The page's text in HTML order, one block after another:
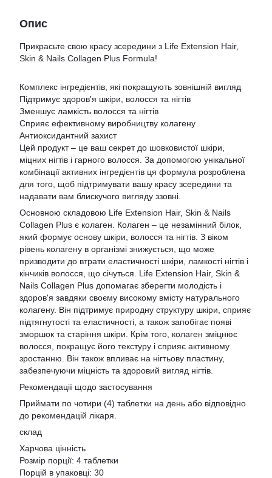
Опис
Прикрасьте свою красу зсередини з Life Extension Hair,
Skin & Nails Collagen Plus Formula!
Комплекс інгредієнтів, які покращують зовнішній вигляд
Підтримує здоров'я шкіри, волосся та нігтів
Зменшує ламкість волосся та нігтів
Сприяє ефективному виробництву колагену
Антиоксидантний захист
Цей продукт – це ваш секрет до шовковистої шкіри,
міцних нігтів і гарного волосся. За допомогою унікальної
комбінації активних інгредієнтів ця формула розроблена
для того, щоб підтримувати вашу красу зсередини та
надавати вам блискучого вигляду ззовні.
Основною складовою Life Extension Hair, Skin & Nails
Collagen Plus є колаген. Колаген – це незамінний білок,
який формує основу шкіри, волосся та нігтів. З віком
рівень колагену в організмі знижується, що може
призводити до втрати еластичності шкіри, ламкості нігтів і
кінчиків волосся, що січуться. Life Extension Hair, Skin &
Nails Collagen Plus допомагає зберегти молодість і
здоров'я завдяки своєму високому вмісту натурального
колагену. Він підтримує природну структуру шкіри, сприяє
підтягнутості та еластичності, а також запобігає появі
зморшок та старіння шкіри. Крім того, колаген зміцнює
волосся, покращує його текстуру і сприяє активному
зростанню. Він також впливає на нігтьову пластину,
забезпечуючи міцність та здоровий вигляд нігтів.
Рекомендації щодо застосування
Приймати по чотири (4) таблетки на день або відповідно
до рекомендацій лікаря.
склад
Харчова цінність
Розмір порції: 4 таблетки
Порцій в упаковці: 30